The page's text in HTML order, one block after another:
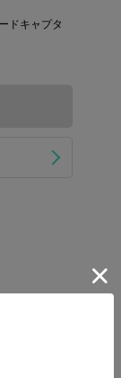
ドキャプタ